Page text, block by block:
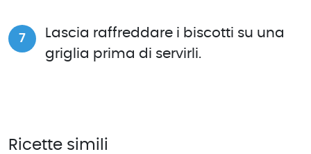
Lascia raffreddare i biscotti su una
griglia prima di servirli.
Ricette simili